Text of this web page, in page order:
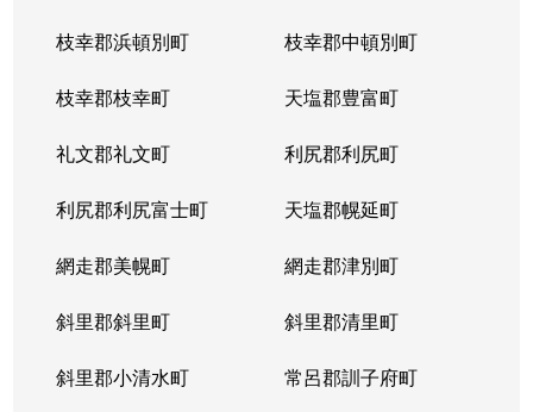
枝幸郡浜頓別町 枝幸郡中頓別町
枝幸郡枝幸町 天塩郡豊富町
礼文郡礼文町 利尻郡利尻町
利尻郡利尻富士町 天塩郡幌延町
網走郡美幌町 網走郡津別町
斜里郡斜里町 斜里郡清里町
斜里郡小清水町 常呂郡訓子府町